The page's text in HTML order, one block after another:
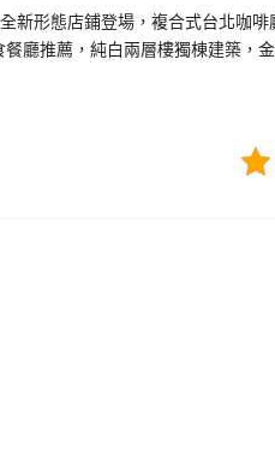
新形態店鋪登場，複合式台北咖啡
廳推薦，純白兩層樓獨棟建築，